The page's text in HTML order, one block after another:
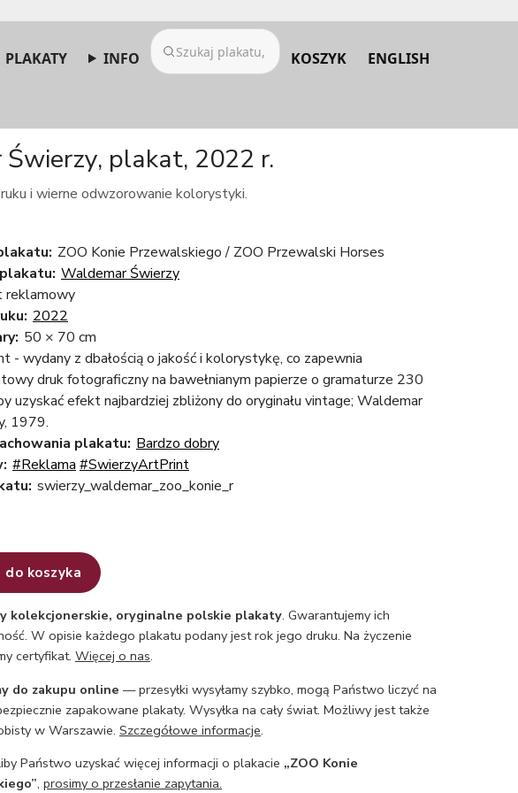
PLAKATY INFO KOSZYK ENGLISH
plakat, 2022 r.
i wierne odwzorowanie kolorystyki.
ZOO Konie Przewalskiego / ZOO Przewalski Horses
Waldemar Świerzy
reklamowy
2022
50 × 70 cm
- wydany z dbałością o jakość i kolorystykę, co zapewnia
druk fotograficzny na bawełnianym papierze o gramaturze 230
uzyskać efekt najbardziej zbliżony do oryginału vintage; Waldemar
1979.
plakatu: Bardzo dobry
#Reklama #SwierzyArtPrint
swierzy_waldemar_zoo_konie_r
do koszyka
kolekcjonerskie, oryginalne polskie plakaty. Gwarantujemy ich
W opisie każdego plakatu podany jest rok jego druku. Na życzenie
certyfikat. Więcej o nas.
do zakupu online — przesyłki wysyłamy szybko, mogą Państwo liczyć na
zapakowane plakaty. Wysyłka na cały świat. Możliwy jest także
w Warszawie. Szczegółowe informacje.
Państwo uzyskać więcej informacji o plakacie „ZOO Konie
, prosimy o przesłanie zapytania.